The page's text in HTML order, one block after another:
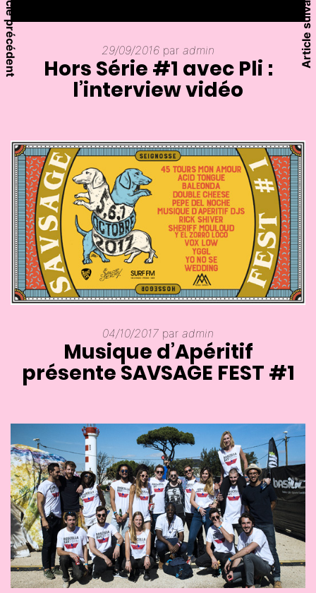
Hors Série #1 avec Pli :
l’interview vidéo
29/09/2016 par admin
Musique d’Apéritif
présente SAVSAGE FEST #1
04/10/2017 par admin
Article précédent Article suivant